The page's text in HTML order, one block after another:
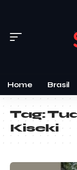
Home Brasil
Tag:
Kiseki